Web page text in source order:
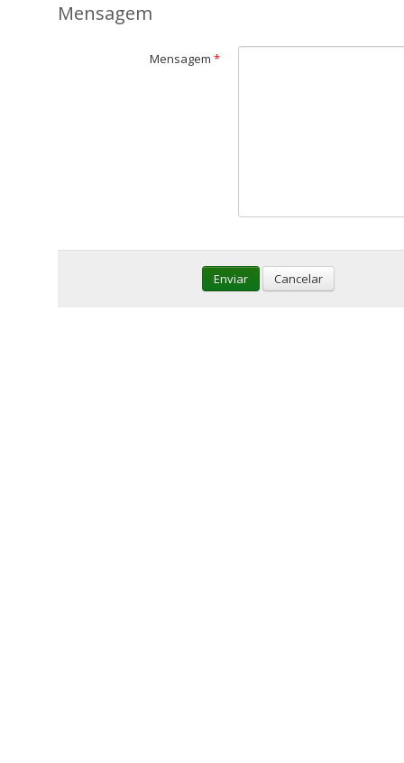
Mensagem
Mensagem *
Enviar Cancelar